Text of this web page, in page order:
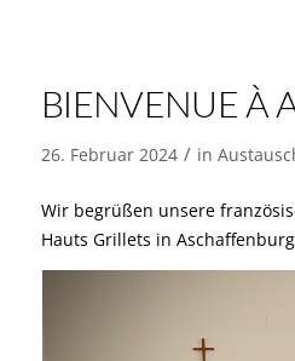
BIENVENUE À
26. Februar 2024 / in
Wir begrüßen unsere
Hauts Grillets in